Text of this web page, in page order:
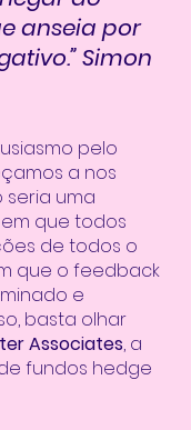
anseia por
Simon
pelo
a nos
uma
que todos
de todos o
que o feedback
e
basta olhar
Associates, a
fundos hedge